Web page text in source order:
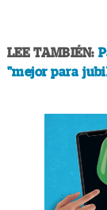
LEE TAMBIÉN:
"mejor para